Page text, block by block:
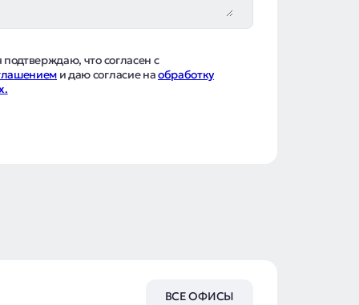
подтверждаю, что согласен с
и даю согласие наобработку
ВСЕ ОФИСЫ